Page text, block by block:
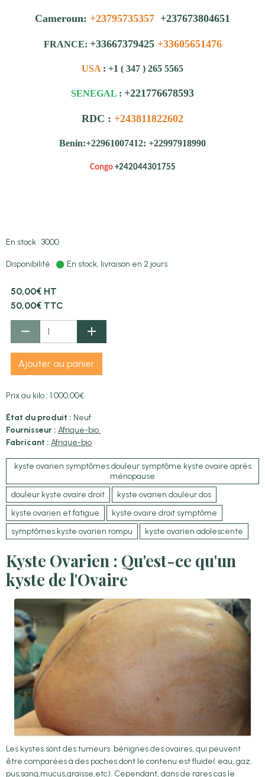
Cameroun: +23795735357 +237673804651
FRANCE: +33667379425 +33605651476
USA : +1 ( 347 ) 265 5565
SENEGAL : +221776678593
RDC : +243811822602
Benin:+22961007412: +22997918990
Congo +242044301755
En stock : 3000
Disponibilité : En stock, livraison en 2 jours
50,00€ HT
50,00€ TTC
Ajouter au panier
Prix au kilo : 1 000,00€
État du produit : Neuf
Fournisseur : Afrique-bio.
Fabricant : Afrique-bio
kyste ovarien symptômes douleur symptôme kyste ovaire après
ménopause
douleur kyste ovaire droit
kyste ovarien douleur dos
kyste ovarien et fatigue
kyste ovaire droit symptôme
symptômes kyste ovarien rompu
kyste ovarien adolescente
Kyste Ovarien : Qu'est-ce qu'un
kyste de l'Ovaire
Les kystes sont des tumeurs bénignes des ovaires, qui peuvent
être comparées à des poches dont le contenu est fluide( eau, gaz,
pus,sang,mucus,graisse,etc). Cependant, dans de rares cas le